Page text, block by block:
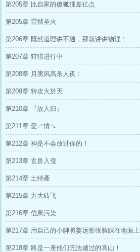
第205章 比自家的傻狐狸差亿点
第205章 雷狱圣火
第206章 既然道理讲不通，那就讲讲物理！
第207章 狩猎进行中
第208章 月黑风高杀人夜！
第209章 特攻大於天
第210章 『故人归』
第211章 爱↗情↘
第212章 神是不会放过你的！
第213章 玄兽入侵
第214章 土特產
第215章 力大砖飞
第216章 信息污染
第217章 用自己的小脚將姜远那张脸踩在地面上
第218章 將是一座他们无法越过的高山！